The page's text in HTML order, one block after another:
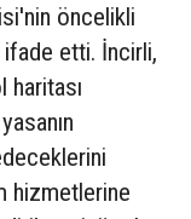
öncelikli
ifade etti. İncirli,
haritası
hizmetlerine